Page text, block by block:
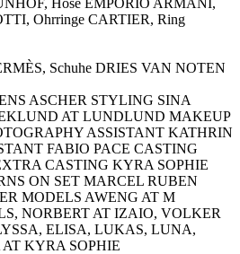
Hose EMPORIO ARMANI,
Ohrringe CARTIER, Ring
Schuhe DRIES VAN NOTEN
ASCHER STYLING SINA
AT LUNDLUND MAKEUP
ASSISTANT KATHRIN
FABIO PACE CASTING
CASTING KYRA SOPHIE
ON SET MARCEL RUBEN
MODELS AWENG AT M
NORBERT AT IZAIO, VOLKER
ELISA, LUKAS, LUNA,
KYRA SOPHIE